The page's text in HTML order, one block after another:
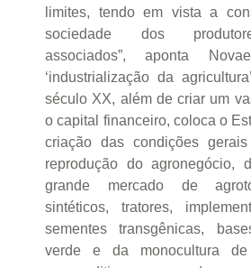
limites, tendo em vista a
sociedade dos
associados”, aponta
‘industrialização da
século XX, além de criar um
o capital financeiro, coloca o
criação das condições
reprodução do agronegócio,
grande mercado de
sintéticos, tratores,
sementes transgênicas,
verde e da monocultura